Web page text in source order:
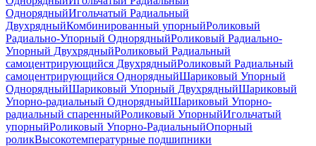
ОднорядныйИгольчатый Радиальный
ДвухрядныйКомбинированный упорныйРоликовый
Радиально-Упорный ОднорядныйРоликовый Радиально-
Упорный ДвухрядныйРоликовый Радиальный
самоцентрирующийся ДвухрядныйРоликовый Радиальный
самоцентрирующийся ОднорядныйШариковый Упорный
ОднорядныйШариковый Упорный ДвухрядныйШариковый
Упорно-радиальный ОднорядныйШариковый Упорно-
радиальный спаренныйРоликовый УпорныйИгольчатый
упорныйРоликовый Упорно-РадиальныйОпорный
роликВысокотемпературные подшипники